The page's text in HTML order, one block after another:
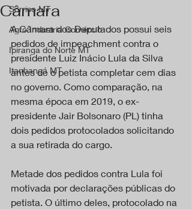
Sorriso MT
Agro Industria Comércio
Ipiranga do Norte MT
Itanhangá MT
Câmara
A Câmara dos Deputados possui seis
pedidos de impeachment contra o
presidente Luiz Inácio Lula da Silva
antes de o petista completar cem dias
no governo. Como comparação, na
mesma época em 2019, o ex-
presidente Jair Bolsonaro (PL) tinha
dois pedidos protocolados solicitando
a sua retirada do cargo.
Metade dos pedidos contra Lula foi
motivada por declarações públicas do
petista. O último deles, protocolado na